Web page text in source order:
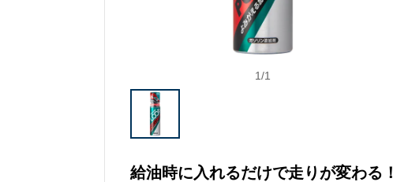
1/1
給油時に入れるだけで走りが変わる！